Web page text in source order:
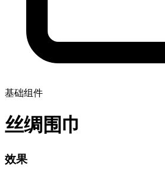
基础组件
丝绸围巾
效果